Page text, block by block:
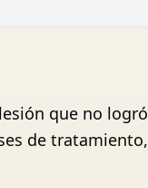
que no logró
de tratamiento,